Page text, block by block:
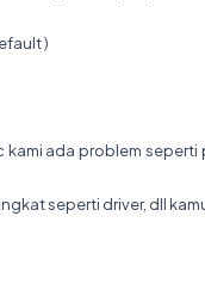
)
kami ada problem
seperti driver, dll